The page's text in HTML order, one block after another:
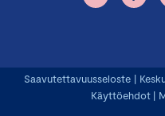
Saavutettavuusseloste |
Käyttöehdot |